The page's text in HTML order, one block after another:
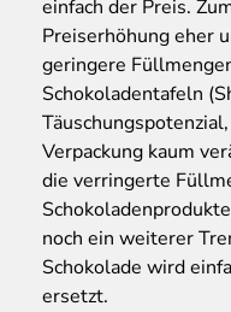
einfach der Preis.
Preiserhöhung eher
geringere
Schokoladentafeln
Verpackung kaum
die verringerte
noch ein weiterer
Schokolade wird
ersetzt.